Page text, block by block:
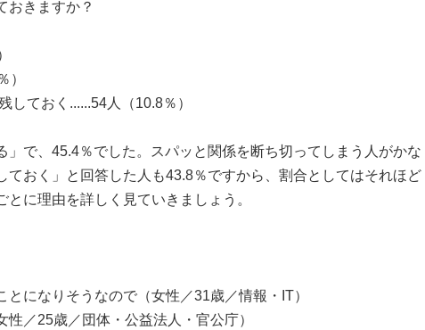
おきますか？
）
ておく......54人（10.8％）
」で、45.4％でした。スパッと関係を断ち切ってしまう人がかな
ておく」と回答した人も43.8％ですから、割合としてはそれほど
に理由を詳しく見ていきましょう。
とになりそうなので（女性／31歳／情報・IT）
性／25歳／団体・公益法人・官公庁）